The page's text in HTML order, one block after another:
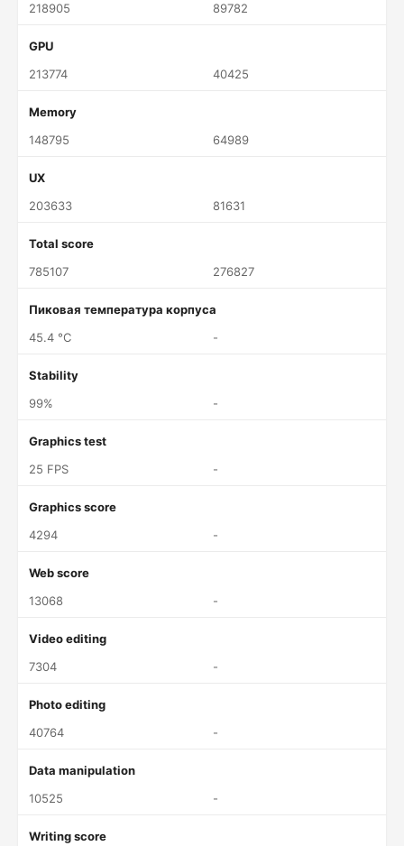
218905
89782
GPU
213774
40425
Memory
148795
64989
UX
203633
81631
Total score
785107
276827
Пиковая температура корпуса
45.4 °C
-
Stability
99%
-
Graphics test
25 FPS
-
Graphics score
4294
-
Web score
13068
-
Video editing
7304
-
Photo editing
40764
-
Data manipulation
10525
-
Writing score